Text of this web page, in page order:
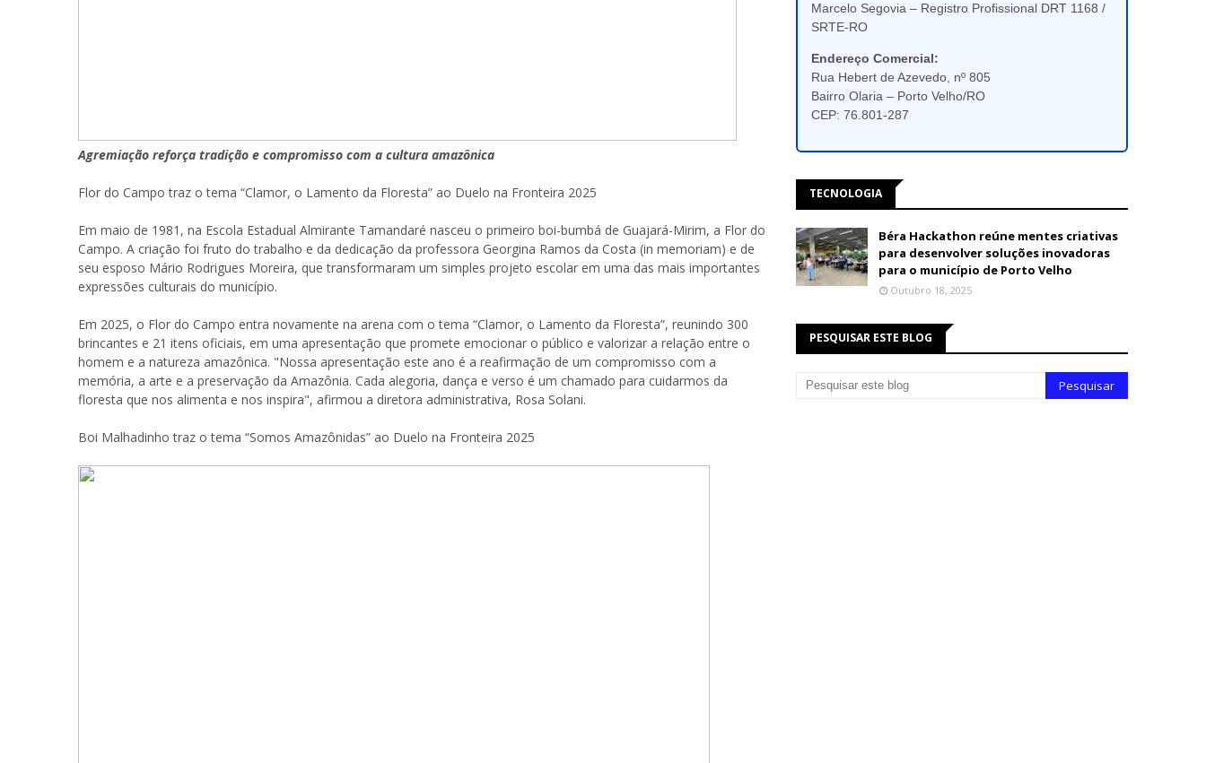
Agremiação reforça tradição e compromisso com a cultura amazônica
Flor do Campo traz o tema “Clamor, o Lamento da Floresta” ao Duelo na Fronteira 2025
Em maio de 1981, na Escola Estadual Almirante Tamandaré nasceu o primeiro boi-bumbá de Guajará-Mirim, a Flor do
Campo. A criação foi fruto do trabalho e da dedicação da professora Georgina Ramos da Costa (in memoriam) e de
seu esposo Mário Rodrigues Moreira, que transformaram um simples projeto escolar em uma das mais importantes
expressões culturais do município.
Em 2025, o Flor do Campo entra novamente na arena com o tema “Clamor, o Lamento da Floresta”, reunindo 300
brincantes e 21 itens oficiais, em uma apresentação que promete emocionar o público e valorizar a relação entre o
homem e a natureza amazônica. "Nossa apresentação este ano é a reafirmação de um compromisso com a
memória, a arte e a preservação da Amazônia. Cada alegoria, dança e verso é um chamado para cuidarmos da
floresta que nos alimenta e nos inspira", afirmou a diretora administrativa, Rosa Solani.
Boi Malhadinho traz o tema “Somos Amazônidas” ao Duelo na Fronteira 2025
Marcelo Segovia – Registro Profissional DRT 1168 /
SRTE-RO
Endereço Comercial:
Rua Hebert de Azevedo, nº 805
Bairro Olaria – Porto Velho/RO
CEP: 76.801-287
TECNOLOGIA
Béra Hackathon reúne mentes criativas
para desenvolver soluções inovadoras
para o município de Porto Velho
Outubro 18, 2025
PESQUISAR ESTE BLOG